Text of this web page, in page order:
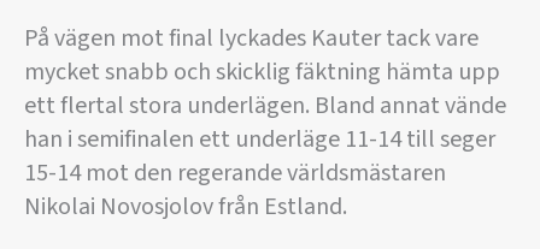
På vägen mot final lyckades Kauter tack vare
mycket snabb och skicklig fäktning hämta upp
ett flertal stora underlägen. Bland annat vände
han i semifinalen ett underläge 11-14 till seger
15-14 mot den regerande världsmästaren
Nikolai Novosjolov från Estland.